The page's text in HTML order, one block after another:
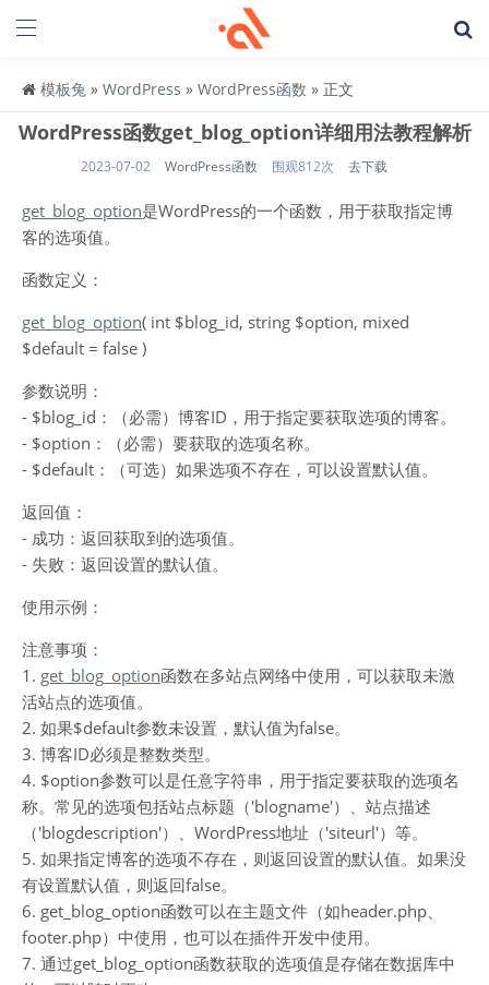
模板兔 » WordPress » WordPress函数 » 正文
WordPress函数get_blog_option详细用法教程解析
2023-07-02 WordPress函数 围观812次 去下载
get_blog_option是WordPress的一个函数，用于获取指定博
客的选项值。
函数定义：
get_blog_option( int $blog_id, string $option, mixed
$default = false )
参数说明：
- $blog_id：（必需）博客ID，用于指定要获取选项的博客。
- $option：（必需）要获取的选项名称。
- $default：（可选）如果选项不存在，可以设置默认值。
返回值：
- 成功：返回获取到的选项值。
- 失败：返回设置的默认值。
使用示例：
注意事项：
1. get_blog_option函数在多站点网络中使用，可以获取未激
活站点的选项值。
2. 如果$default参数未设置，默认值为false。
3. 博客ID必须是整数类型。
4. $option参数可以是任意字符串，用于指定要获取的选项名
称。常见的选项包括站点标题（'blogname'）、站点描述
（'blogdescription'）、WordPress地址（'siteurl'）等。
5. 如果指定博客的选项不存在，则返回设置的默认值。如果没
有设置默认值，则返回false。
6. get_blog_option函数可以在主题文件（如header.php、
footer.php）中使用，也可以在插件开发中使用。
7. 通过get_blog_option函数获取的选项值是存储在数据库中